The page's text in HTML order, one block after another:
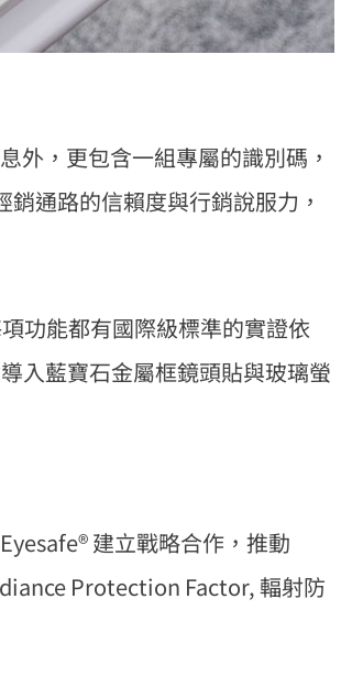
外，更包含一組專屬的識別碼，
通路的信賴度與行銷說服力，
功能都有國際級標準的實證依
入藍寶石金屬框鏡頭貼與玻璃螢
建立戰略合作，推動
Protection Factor, 輻射防